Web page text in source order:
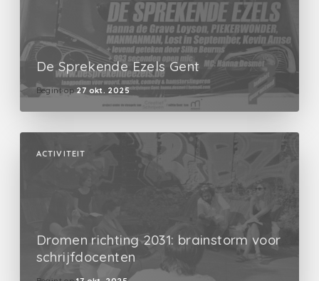
De Sprekende Ezels Gent
Begint op 27 okt. 2025
ACTIVITEIT
Dromen richting 2031: brainstorm voor
schrijfdocenten